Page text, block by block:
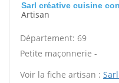
Sarl créative cuisine
Artisan
Département: 69
Petite maçonnerie -
Voir la fiche artisan :